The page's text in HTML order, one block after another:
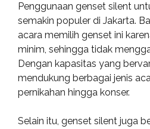
Penggunaan genset silent
semakin populer di Jakarta.
acara memilih genset ini
minim, sehingga tidak
Dengan kapasitas yang
mendukung berbagai jenis
pernikahan hingga konser.
Selain itu, genset silent juga